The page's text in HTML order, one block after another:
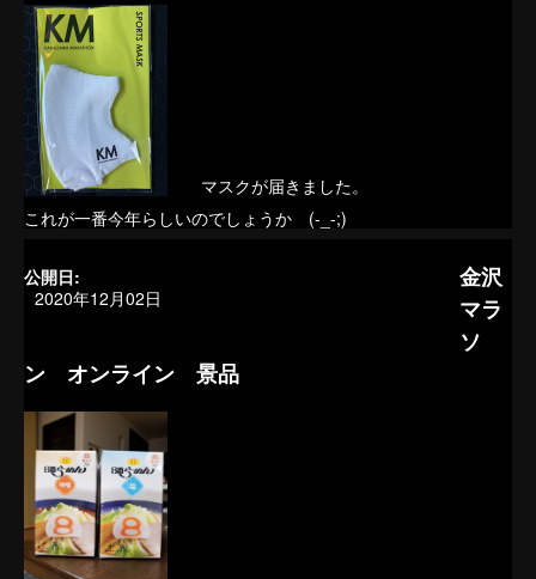
マスクが届きました。
これが一番今年らしいのでしょうか (-_-;)
公開日:
2020年12月02日
金沢
マラ
ソ
ン オンライン 景品